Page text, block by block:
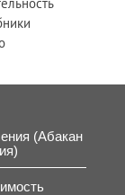
(Абакан